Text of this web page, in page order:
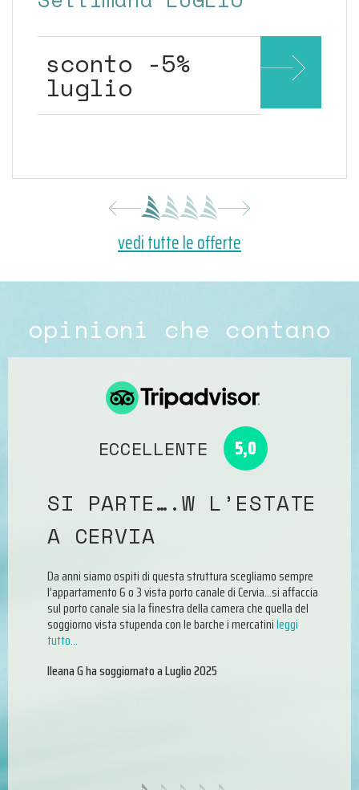
sconto -5%
luglio
vedi tutte le offerte
opinioni che contano
ECCELLENTE 5,0
SI PARTE….W L’ESTATE
A CERVIA
Da anni siamo ospiti di questa struttura scegliamo sempre
l’appartamento 6 o 3 vista porto canale di Cervia…si affaccia
sul porto canale sia la finestra della camera che quella del
soggiorno vista stupenda con le barche i mercatinileggi
tutto…
Ileana Gha soggiornato aLuglio 2025